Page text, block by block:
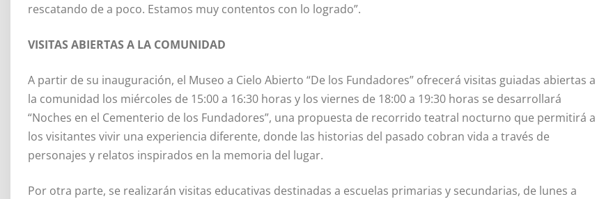
rescatando de a poco. Estamos muy contentos con lo logrado”.
VISITAS ABIERTAS A LA COMUNIDAD
A partir de su inauguración, el Museo a Cielo Abierto “De los Fundadores” ofrecerá visitas guiadas abiertas a
la comunidad los miércoles de 15:00 a 16:30 horas y los viernes de 18:00 a 19:30 horas se desarrollará
“Noches en el Cementerio de los Fundadores”, una propuesta de recorrido teatral nocturno que permitirá a
los visitantes vivir una experiencia diferente, donde las historias del pasado cobran vida a través de
personajes y relatos inspirados en la memoria del lugar.
Por otra parte, se realizarán visitas educativas destinadas a escuelas primarias y secundarias, de lunes a